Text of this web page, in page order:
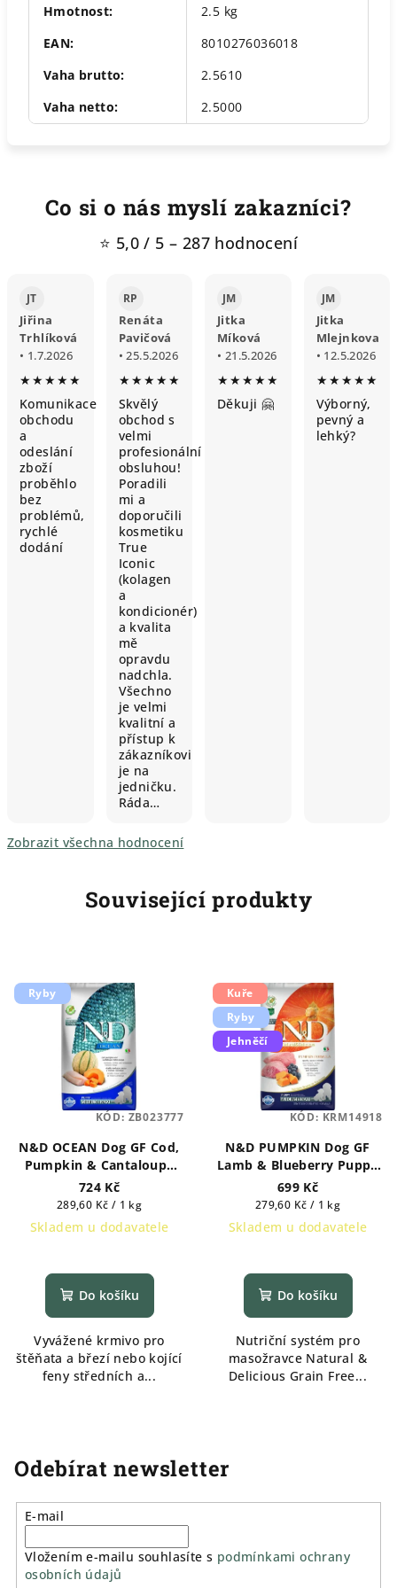
Hmotnost:
2.5 kg
EAN:
8010276036018
Vaha brutto:
2.5610
Vaha netto: 2.5000
Co si o nás myslí zakazníci?
⭐ 5,0 / 5 – 287 hodnocení
JT
Jiřina
Trhlíková
• 1.7.2026
★★★★★
Komunikace
obchodu
a
odeslání
zboží
proběhlo
bez
problémů,
rychlé
dodání
RP
Renáta
Pavičová
• 25.5.2026
★★★★★
Skvělý
obchod s
velmi
profesionální
obsluhou!
Poradili
mi a
doporučili
kosmetiku
True
Iconic
(kolagen
a
kondicionér)
a kvalita
mě
opravdu
nadchla.
Všechno
je velmi
kvalitní a
přístup k
zákazníkovi
je na
jedničku.
Ráda…
JM
Jitka
Míková
• 21.5.2026
★★★★★
Děkuji 🤗
JM
Jitka
Mlejnkova
• 12.5.2026
★★★★★
Výborný,
pevný a
lehký?
Zobrazit všechna hodnocení
Související produkty
Ryby
N&D OCEAN Dog GF Cod,
Pumpkin & Cantaloupe
Melon Puppy Medium &
Maxi 2,5 kg
724 Kč
Měrná
cena:
289,60 Kč / 1 kg
Skladem u dodavatele
Do košíku
Vyvážené krmivo pro
štěňata a březí nebo kojící
feny středních a...
KÓD: ZB023777
Kuře
Ryby
Jehněčí
N&D PUMPKIN Dog GF
Lamb & Blueberry Puppy
Medium & Maxi 2,5 kg
699 Kč
Měrná
cena:
279,60 Kč / 1 kg
Skladem u dodavatele
Do košíku
Nutriční systém pro
masožravce Natural &
Delicious Grain Free...
KÓD: KRM14918
Odebírat newsletter
E-mail
Vložením e-mailu souhlasíte s podmínkami ochrany
osobních údajů